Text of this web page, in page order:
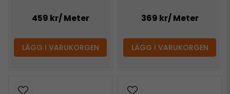
459 kr/ Meter
LÄGG I VARUKORGEN
369 kr/ Meter
LÄGG I VARUKORGEN